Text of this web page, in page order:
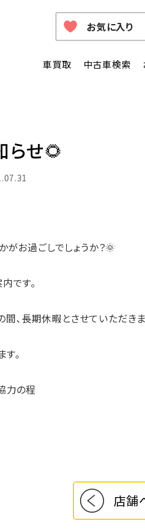
車買取 中古車検索
お気に入り
せ🌻
お過ごしでしょうか？🌞
です。
間、長期休暇とさせていただきま
。
力の程
店舗